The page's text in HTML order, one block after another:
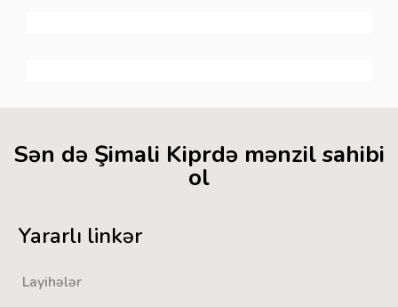
Sən də Şimali Kiprdə mənzil sahibi
ol
Yararlı linkər
Layihələr